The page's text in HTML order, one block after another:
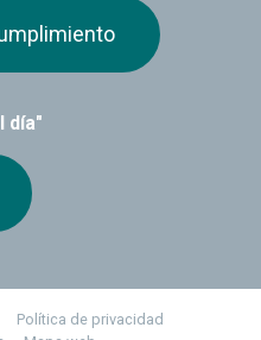
día"
Política de privacidad